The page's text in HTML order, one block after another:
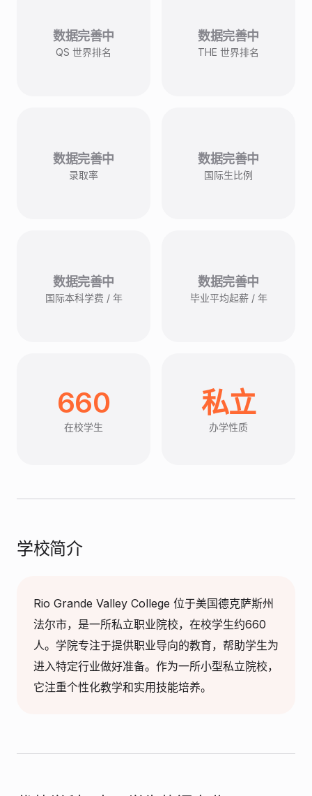
数据完善中
QS 世界排名
数据完善中
THE 世界排名
数据完善中
录取率
数据完善中
国际生比例
数据完善中
国际本科学费 / 年
数据完善中
毕业平均起薪 / 年
660
在校学生
私立
办学性质
学校简介
Rio Grande Valley College 位于美国德克萨斯州
法尔市，是一所私立职业院校，在校学生约660
人。学院专注于提供职业导向的教育，帮助学生为
进入特定行业做好准备。作为一所小型私立院校，
它注重个性化教学和实用技能培养。